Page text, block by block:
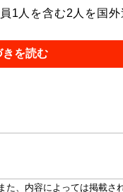
1人を含む2人を国
きを読む